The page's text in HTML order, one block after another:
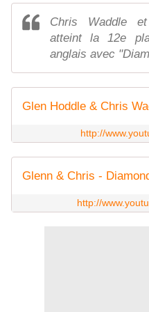
Chris Waddle
atteint la 12e
anglais avec
Glen Hoddle & Chris
http://
Glenn & Chris -
http://